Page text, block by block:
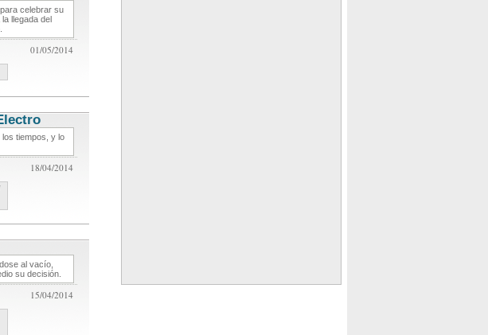
celebrar su
llegada del
01/05/2014
critica de cine
tiempos, y lo
18/04/2014
al vacío,
su decisión.
15/04/2014